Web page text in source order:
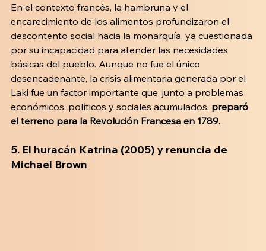
En el contexto francés, la hambruna y el
encarecimiento de los alimentos profundizaron el
descontento social hacia la monarquía, ya cuestionada
por su incapacidad para atender las necesidades
básicas del pueblo. Aunque no fue el único
desencadenante, la crisis alimentaria generada por el
Laki fue un factor importante que, junto a problemas
económicos, políticos y sociales acumulados, preparó
el terreno para la Revolución Francesa en 1789.
5. El huracán Katrina (2005) y renuncia de
Michael Brown